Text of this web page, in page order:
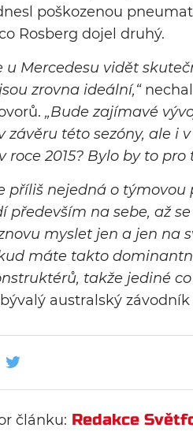
poškozenou
Rosberg dojel druhý.
u Mercedesu vidět
zrovna ideální,“nechal
„Bude zajímavé
závěru této sezóny, ale i
roce 2015? Bylo by to
příliš nejedná o týmovou
především na sebe, až
myslet jen a jen na
máte takto
takže jediné
australský závodník
článku: Redakce